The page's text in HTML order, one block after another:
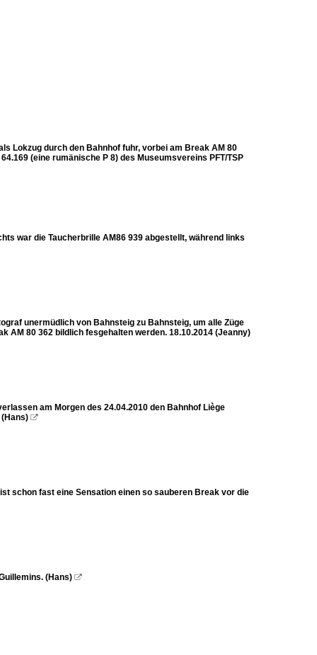
Lokzug durch den Bahnhof fuhr, vorbei am Break AM 80
(eine rumänische P 8) des Museumsvereins PFT/TSP
war die Taucherbrille AM86 939 abgestellt, während links
unermüdlich von Bahnsteig zu Bahnsteig, um alle Züge
AM 80 362 bildlich fesgehalten werden. 18.10.2014 (Jeanny)
am Morgen des 24.04.2010 den Bahnhof Liège

schon fast eine Sensation einen so sauberen Break vor die
(Hans) 